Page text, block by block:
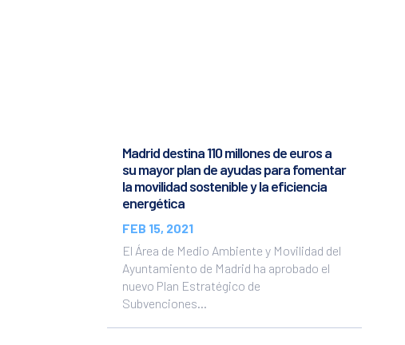
Madrid destina 110 millones de euros a
su mayor plan de ayudas para fomentar
la movilidad sostenible y la eficiencia
energética
FEB 15, 2021
El Área de Medio Ambiente y Movilidad del
Ayuntamiento de Madrid ha aprobado el
nuevo Plan Estratégico de
Subvenciones...